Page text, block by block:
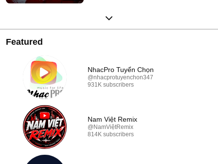
Featured
NhacPro Tuyển Chọn
@nhacprotuyenchon347
931K subscribers
Nam Việt Remix
@NamViệtRemix
814K subscribers